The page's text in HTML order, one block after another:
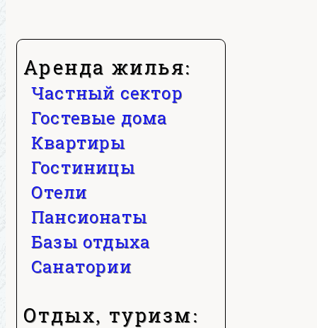
Аренда жилья:
Частный сектор
Гостевые дома
Квартиры
Гостиницы
Отели
Пансионаты
Базы отдыха
Санатории
Отдых, туризм: